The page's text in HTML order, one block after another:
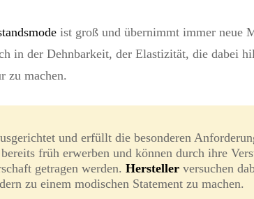
ist groß und übernimmt immer neue
in der Dehnbarkeit, der Elastizität, die dabei
zu machen.
und erfüllt die besonderen
früh erwerben und können durch ihre
getragen werden. Hersteller versuchen
zu einem modischen Statement zu machen.